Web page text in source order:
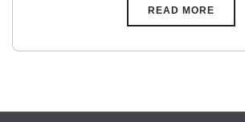
READ MORE